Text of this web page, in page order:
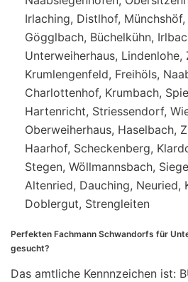
Irlaching, Distlhof,
Gögglbach, Büchelkühn,
Unterweiherhaus, Lindenlohe,
Krumlengenfeld, Freihöls,
Charlottenhof, Krumbach,
Hartenricht, Striessendorf,
Oberweiherhaus, Haselbach,
Haarhof, Scheckenberg,
Stegen, Wöllmannsbach,
Altenried, Dauching, Neuried,
Doblergut, Strengleiten
Perfekten Fachmann Schwandorfs für
gesucht?
Das amtliche Kennnzeichen ist: